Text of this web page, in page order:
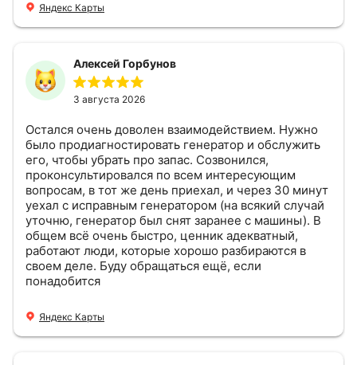
Яндекс Карты
Алексей Горбунов
3 августа 2026
Остался очень доволен взаимодействием. Нужно
было продиагностировать генератор и обслужить
его, чтобы убрать про запас. Созвонился,
проконсультировался по всем интересующим
вопросам, в тот же день приехал, и через 30 минут
уехал с исправным генератором (на всякий случай
уточню, генератор был снят заранее с машины). В
общем всё очень быстро, ценник адекватный,
работают люди, которые хорошо разбираются в
своем деле. Буду обращаться ещё, если
понадобится
Яндекс Карты